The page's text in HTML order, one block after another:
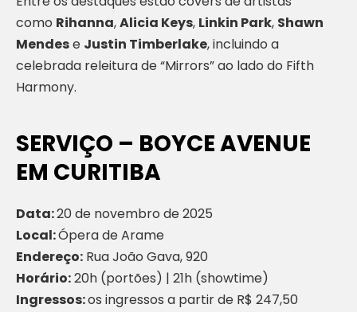
como Rihanna,Alicia Keys, Linkin Park, Shawn
Mendese Justin Timberlake, incluindo a
celebrada releitura de “Mirrors” ao lado do Fifth
Harmony.
SERVIÇO – BOYCE AVENUE
EM CURITIBA
Data:20 de novembro de 2025
Local:Ópera de Arame
Endereço: Rua João Gava, 920
Horário:20h (portões) | 21h (showtime)
Ingressos:os ingressos a partir de R$ 247,50